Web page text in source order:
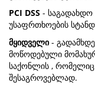
PCI DSS - საგადახდო
უსაფრთხოების
მყიდველი -
მოწოდებული
საქონლის , რომელიც
შესაგროვებლად.